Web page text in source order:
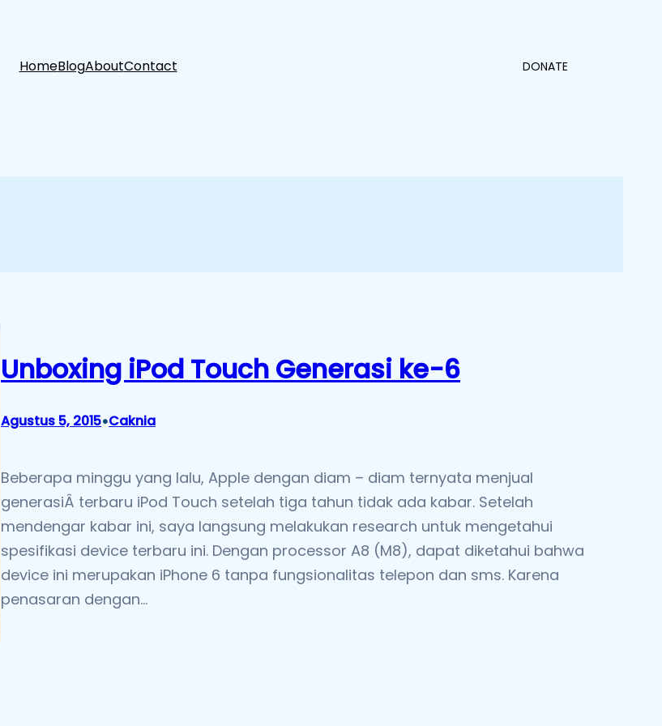
HomeBlogAboutContact DONATE
Unboxing iPod Touch Generasi ke-6
Agustus 5, 2015•Caknia
Beberapa minggu yang lalu, Apple dengan diam – diam ternyata menjual
generasiÂ terbaru iPod Touch setelah tiga tahun tidak ada kabar. Setelah
mendengar kabar ini, saya langsung melakukan research untuk mengetahui
spesifikasi device terbaru ini. Dengan processor A8 (M8), dapat diketahui bahwa
device ini merupakan iPhone 6 tanpa fungsionalitas telepon dan sms. Karena
penasaran dengan…